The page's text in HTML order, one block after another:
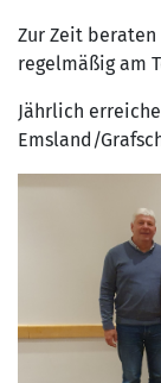
Zur Zeit beraten
regelmäßig am
Jährlich
Emsland/